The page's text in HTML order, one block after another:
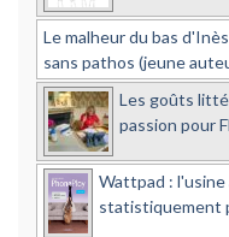
Le malheur du bas
sans pathos (jeune
Les goûts
passion pour
Wattpad : l'usine
statistiquement